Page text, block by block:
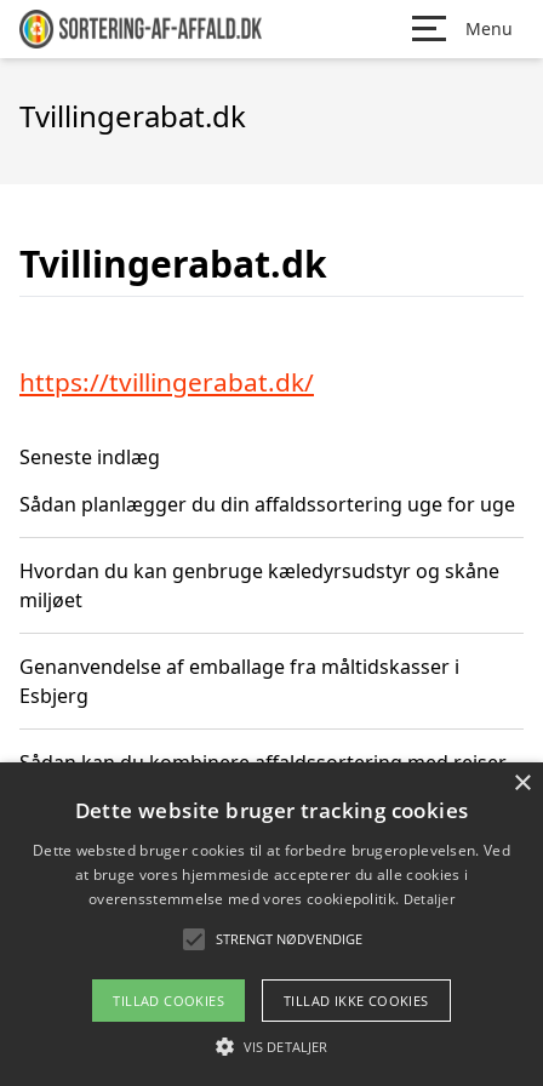
Menu
Tvillingerabat.dk
Tvillingerabat.dk
https://tvillingerabat.dk/
Seneste indlæg
Sådan planlægger du din affaldssortering uge for uge
Hvordan du kan genbruge kæledyrsudstyr og skåne
miljøet
Genanvendelse af emballage fra måltidskasser i
Esbjerg
Sådan kan du kombinere affaldssortering med rejser
Hvordan affaldssortering kan bidrage til co2 reduktion
Om / kontakt
Blog Betingelser
×
Dette website bruger tracking cookies
Dette websted bruger cookies til at forbedre brugeroplevelsen. Ved
at bruge vores hjemmeside accepterer du alle cookies i
overensstemmelse med vores cookiepolitik. Detaljer
STRENGT NØDVENDIGE
TILLAD COOKIES TILLAD IKKE COOKIES
VIS DETALJER